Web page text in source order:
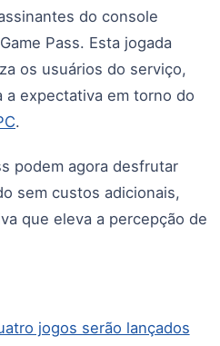
do console
Pass. Esta jogada
os usuários do serviço,
expectativa em torno do
.
podem agora desfrutar
sem custos adicionais,
que eleva a percepção de
jogos serão lançados